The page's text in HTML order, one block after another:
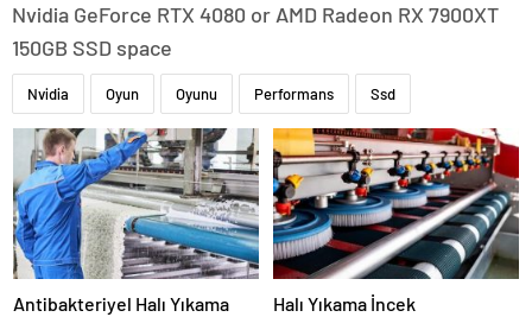
Nvidia GeForce RTX 4080 or AMD Radeon RX 7900XT
150GB SSD space
Nvidia Oyun Oyunu Performans Ssd
Antibakteriyel Halı Yıkama Halı Yıkama İncek